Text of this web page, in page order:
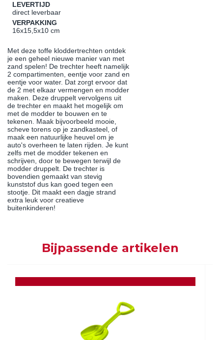
LEVERTIJD
direct leverbaar
VERPAKKING
16x15,5x10 cm
Met deze toffe kloddertrechten ontdek
je een geheel nieuwe manier van met
zand spelen! De trechter heeft namelijk
2 compartimenten, eentje voor zand en
eentje voor water. Dat zorgt ervoor dat
de 2 met elkaar vermengen en modder
maken. Deze druppelt vervolgens uit
de trechter en maakt het mogelijk om
met de modder te bouwen en te
tekenen. Maak bijvoorbeeld mooie,
scheve torens op je zandkasteel, of
maak een natuurlijke heuvel om je
auto's overheen te laten rijden. Je kunt
zelfs met de modder tekenen en
schrijven, door te bewegen terwijl de
modder druppelt. De trechter is
bovendien gemaakt van stevig
kunststof dus kan goed tegen een
stootje. Dit maakt een dagje strand
extra leuk voor creatieve
buitenkinderen!
Bijpassende artikelen